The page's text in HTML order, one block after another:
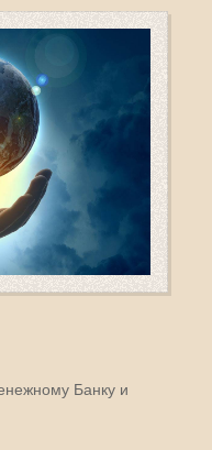
Банку и